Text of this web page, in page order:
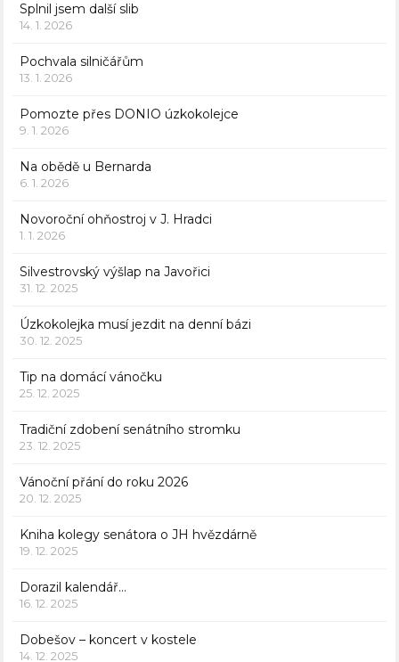
Splnil jsem další slib
14. 1. 2026
Pochvala silničářům
13. 1. 2026
Pomozte přes DONIO úzkokolejce
9. 1. 2026
Na obědě u Bernarda
6. 1. 2026
Novoroční ohňostroj v J. Hradci
1. 1. 2026
Silvestrovský výšlap na Javořici
31. 12. 2025
Úzkokolejka musí jezdit na denní bázi
30. 12. 2025
Tip na domácí vánočku
25. 12. 2025
Tradiční zdobení senátního stromku
23. 12. 2025
Vánoční přání do roku 2026
20. 12. 2025
Kniha kolegy senátora o JH hvězdárně
19. 12. 2025
Dorazil kalendář…
16. 12. 2025
Dobešov – koncert v kostele
14. 12. 2025